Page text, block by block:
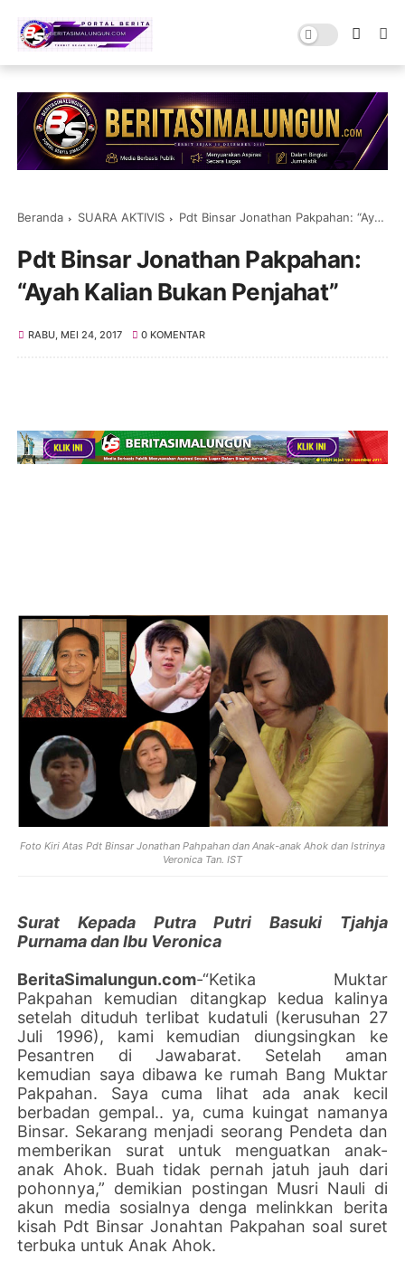
Beranda SUARA AKTIVIS Pdt Binsar Jonathan Pakpahan: “Ayah Kalian Bukan Penjahat”
Pdt Binsar Jonathan Pakpahan:
“Ayah Kalian Bukan Penjahat”
RABU, MEI 24, 2017 0 KOMENTAR
Foto Kiri Atas Pdt Binsar Jonathan Pahpahan dan Anak-anak Ahok dan Istrinya
Veronica Tan. IST
Surat Kepada Putra Putri Basuki Tjahja
Purnama dan Ibu Veronica
BeritaSimalungun.com-“Ketika Muktar
Pakpahan kemudian ditangkap kedua kalinya
setelah dituduh terlibat kudatuli (kerusuhan 27
Juli 1996), kami kemudian diungsingkan ke
Pesantren di Jawabarat. Setelah aman
kemudian saya dibawa ke rumah Bang Muktar
Pakpahan. Saya cuma lihat ada anak kecil
berbadan gempal.. ya, cuma kuingat namanya
Binsar. Sekarang menjadi seorang Pendeta dan
memberikan surat untuk menguatkan anak-
anak Ahok. Buah tidak pernah jatuh jauh dari
pohonnya,” demikian postingan Musri Nauli di
akun media sosialnya denga melinkkan berita
kisah Pdt Binsar Jonahtan Pakpahan soal suret
terbuka untuk Anak Ahok.